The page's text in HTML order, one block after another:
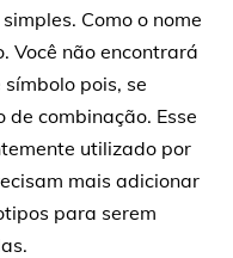
Como o nome
Você não encontrará
pois, se
combinação. Esse
utilizado por
mais adicionar
para serem